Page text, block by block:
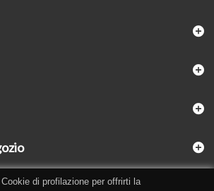
di profilazione per offrirti la